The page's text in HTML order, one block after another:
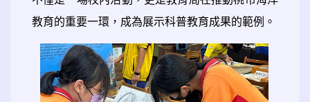
教育的重要一環，成為展示科普教育成果的範例。